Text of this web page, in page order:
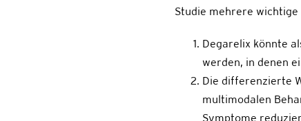
Studie mehrere wichtige
Degarelix könnte
werden, in denen
Die differenzierte
multimodalen
Symptome